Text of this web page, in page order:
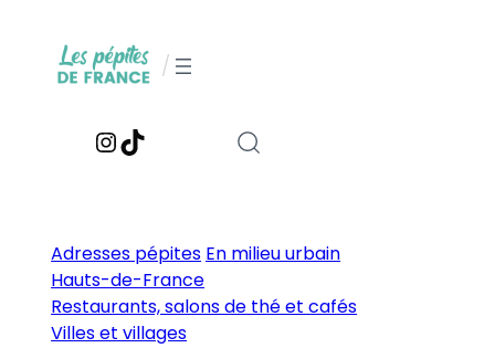
contenu
/
Instagram
TikTok
Adresses pépites En milieu urbain
Hauts-de-France
Restaurants, salons de thé et cafés
Villes et villages